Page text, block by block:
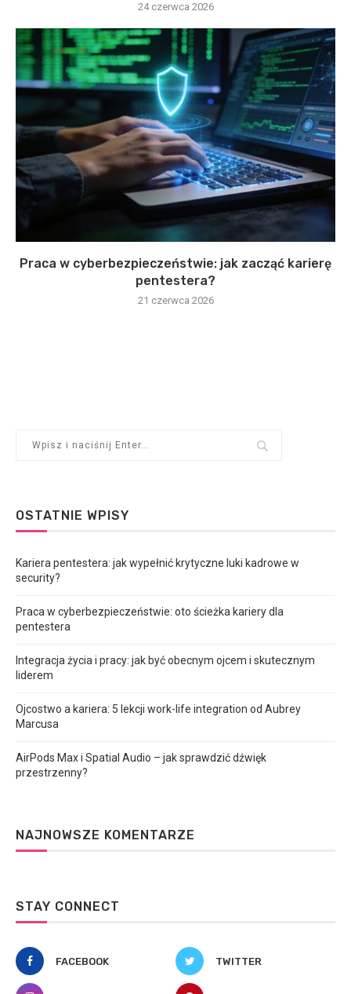
24 czerwca 2026
Praca w cyberbezpieczeństwie: jak zacząć karierę
pentestera?
21 czerwca 2026
OSTATNIE WPISY
Kariera pentestera: jak wypełnić krytyczne luki kadrowe w
security?
Praca w cyberbezpieczeństwie: oto ścieżka kariery dla
pentestera
Integracja życia i pracy: jak być obecnym ojcem i skutecznym
liderem
Ojcostwo a kariera: 5 lekcji work-life integration od Aubrey
Marcusa
AirPods Max i Spatial Audio – jak sprawdzić dźwięk
przestrzenny?
NAJNOWSZE KOMENTARZE
STAY CONNECT
FACEBOOK TWITTER